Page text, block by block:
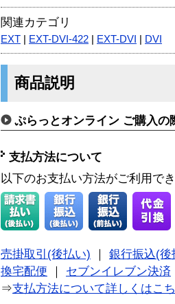
関連カテゴリ
EXT EXT-DVI-422 EXT-DVI DVI
商品説明
ぷらっとオンライン ご購入の
支払方法について
以下のお支払い方法がご利用で
売掛取引(後払い)
銀行振込(後
換宅配便
セブンイレブン決済
⇒支払方法について詳しくはこ